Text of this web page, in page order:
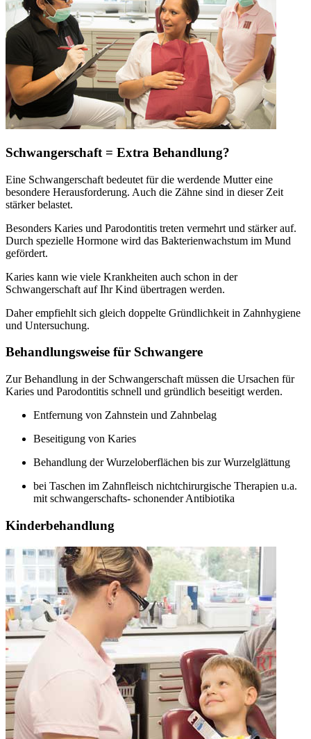
Schwangerschaft = Extra Behandlung?
Eine Schwangerschaft bedeutet für die werdende Mutter eine
besondere Herausforderung. Auch die Zähne sind in dieser Zeit
stärker belastet.
Besonders Karies und Parodontitis treten vermehrt und stärker auf.
Durch spezielle Hormone wird das Bakterienwachstum im Mund
gefördert.
Karies kann wie viele Krankheiten auch schon in der
Schwangerschaft auf Ihr Kind übertragen werden.
Daher empfiehlt sich gleich doppelte Gründlichkeit in Zahnhygiene
und Untersuchung.
Behandlungsweise für Schwangere
Zur Behandlung in der Schwangerschaft müssen die Ursachen für
Karies und Parodontitis schnell und gründlich beseitigt werden.
Entfernung von Zahnstein und Zahnbelag
Beseitigung von Karies
Behandlung der Wurzeloberflächen bis zur Wurzelglättung
bei Taschen im Zahnfleisch nichtchirurgische Therapien u.a.
mit schwangerschafts- schonender Antibiotika
Kinderbehandlung